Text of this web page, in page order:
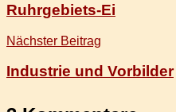
Ruhrgebiets-Ei
Nächster Beitrag
Industrie und Vorbilder